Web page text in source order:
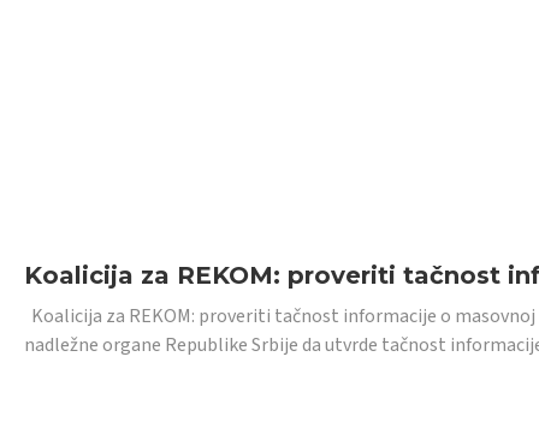
Koalicija za REKOM: proveriti tačnost
Koalicija za REKOM: proveriti tačnost informacije o
nadležne organe Republike Srbije da utvrde tačnost